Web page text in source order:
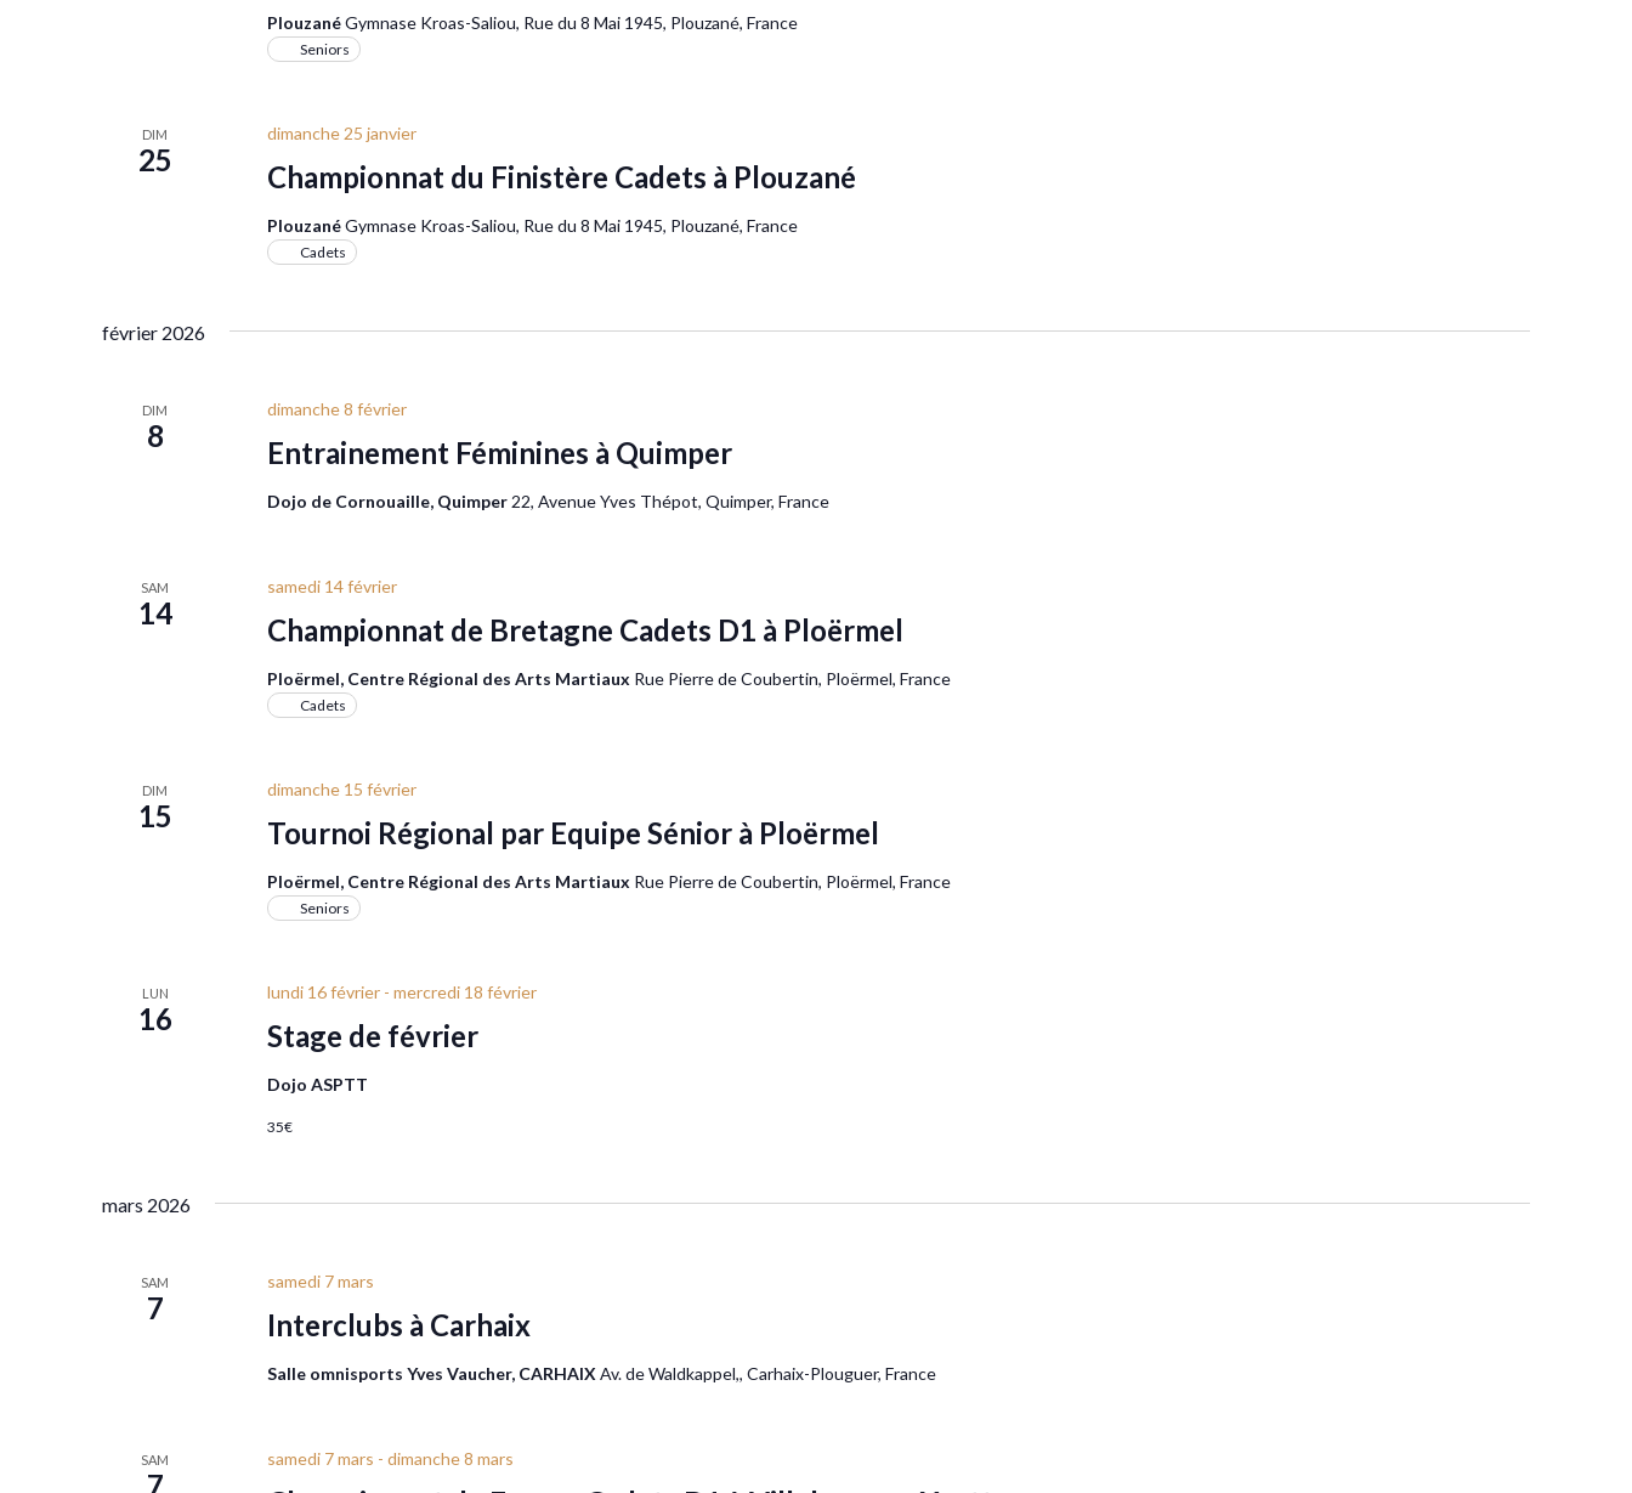
PlouzanéGymnase Kroas-Saliou, Rue du 8 Mai 1945, Plouzané, France
Seniors
DIM
25 Championnat du Finistère Cadets à Plouzané
dimanche 25 janvier
PlouzanéGymnase Kroas-Saliou, Rue du 8 Mai 1945, Plouzané, France
Cadets
février 2026
DIM
8 Entrainement Féminines à Quimper
dimanche 8 février
Dojo de Cornouaille, Quimper 22, Avenue Yves Thépot, Quimper, France
SAM
14 Championnat de Bretagne Cadets D1 à Ploërmel
samedi 14 février
Ploërmel, Centre Régional des Arts Martiaux Rue Pierre de Coubertin, Ploërmel, France
Cadets
DIM
15 Tournoi Régional par Equipe Sénior à Ploërmel
dimanche 15 février
Ploërmel, Centre Régional des Arts Martiaux Rue Pierre de Coubertin, Ploërmel, France
Seniors
LUN
16 Stage de février
lundi 16 février- mercredi 18 février
Dojo ASPTT
35€
mars 2026
SAM
7 Interclubs à Carhaix
samedi 7 mars
Salle omnisports Yves Vaucher, CARHAIX Av. de Waldkappel,, Carhaix-Plouguer, France
SAM
7
samedi 7 mars - dimanche 8 mars